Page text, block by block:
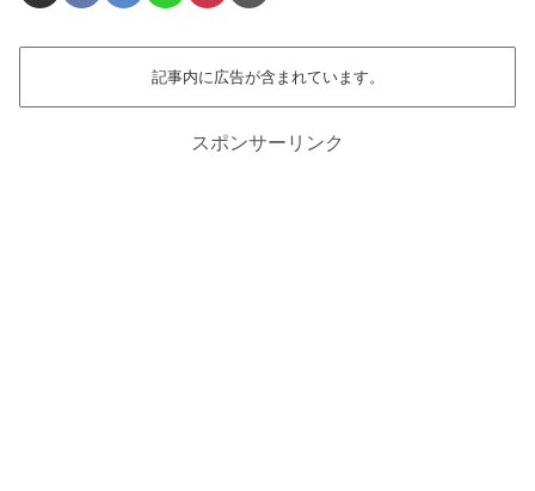
記事内に広告が含まれています。
スポンサーリンク